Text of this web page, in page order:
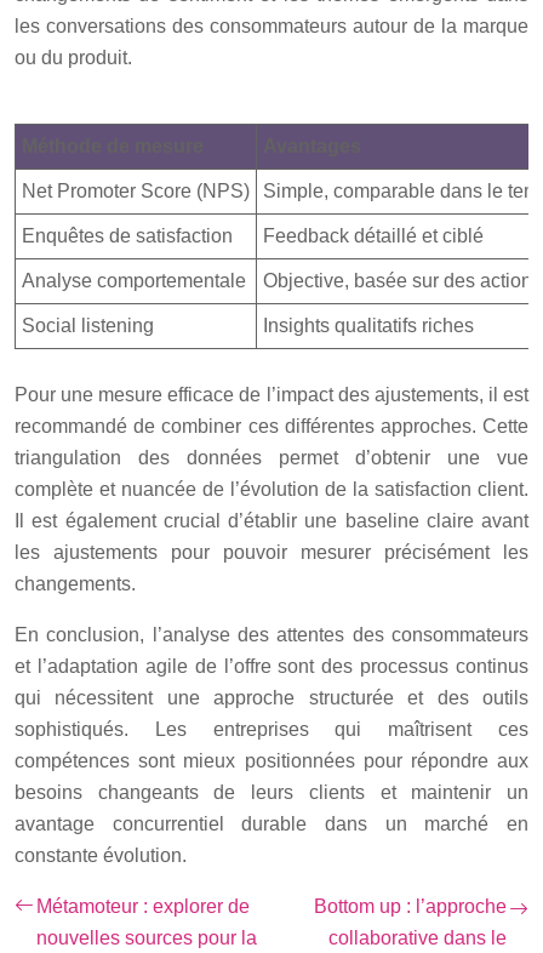
les conversations des consommateurs autour de la marque
ou du produit.
Net Promoter Score (NPS) Simple, comparable dans le
Enquêtes de satisfaction Feedback détaillé et ciblé
Analyse comportementale Objective, basée sur des
Social listening Insights qualitatifs riches
Pour une mesure efficace de l’impact des ajustements, il est
recommandé de combiner ces différentes approches. Cette
triangulation des données permet d’obtenir une vue
complète et nuancée de l’évolution de la satisfaction client.
Il est également crucial d’établir une baseline claire avant
les ajustements pour pouvoir mesurer précisément les
changements.
En conclusion, l’analyse des attentes des consommateurs
et l’adaptation agile de l’offre sont des processus continus
qui nécessitent une approche structurée et des outils
sophistiqués. Les entreprises qui maîtrisent ces
compétences sont mieux positionnées pour répondre aux
besoins changeants de leurs clients et maintenir un
avantage concurrentiel durable dans un marché en
constante évolution.
Métamoteur : explorer de
nouvelles sources pour la
Bottom up : l’approche
collaborative dans le